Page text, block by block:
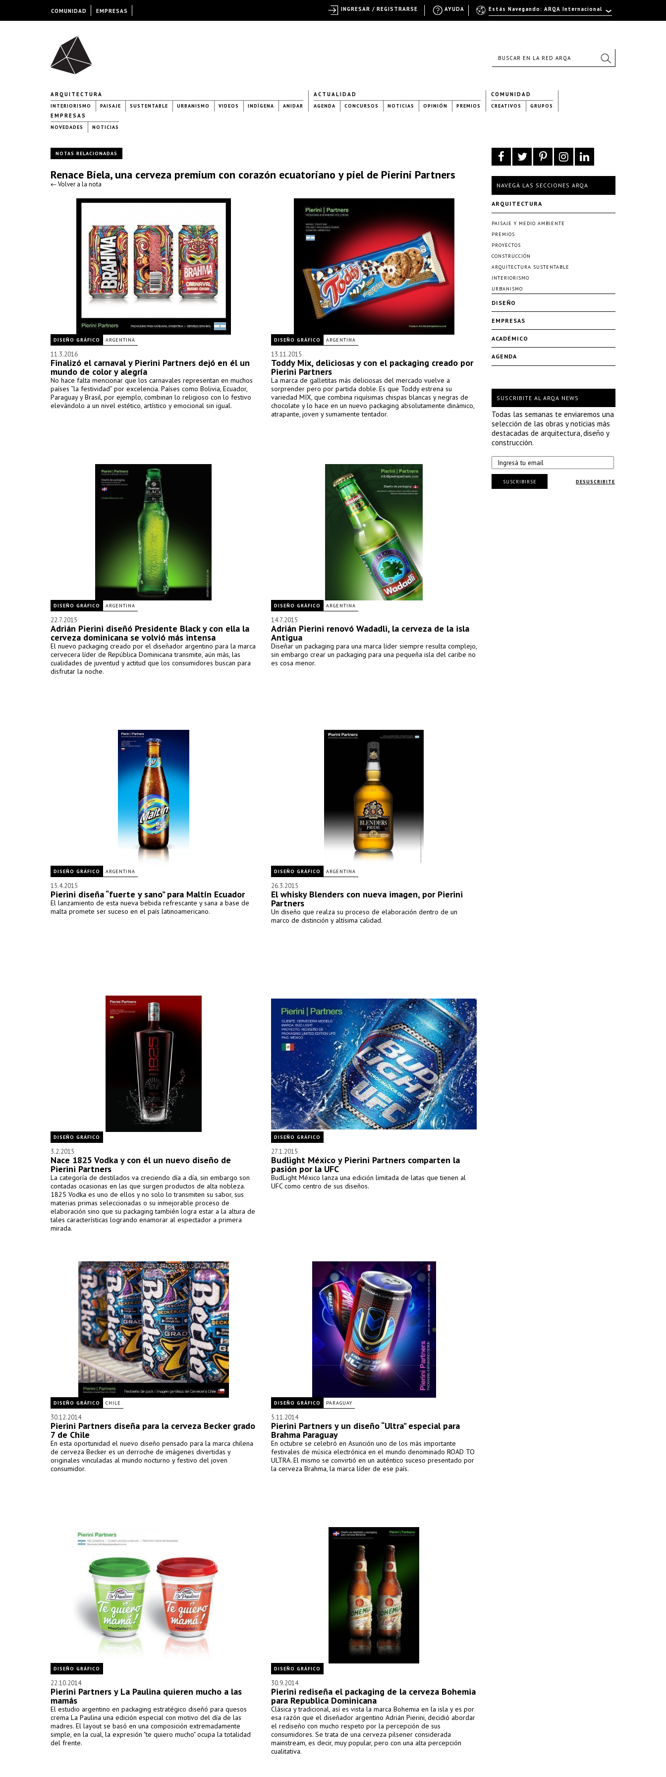
ARQUITECTURA
INTERIORISMO PAISAJE SUSTENTABLE URBANISMO VIDEOS INDÍGENA ANIDAR
ACTUALIDAD
AGENDA CONCURSOS NOTICIAS OPINIÓN PREMIOS
COMUNIDAD
CREATIVOS GRUPOS
EMPRESAS
NOVEDADES NOTICIAS
NOTAS RELACIONADAS
Renace Biela, una cerveza premium con corazón ecuatoriano y piel de Pierini Partners
← Volver a la nota
DISEÑO GRÁFICO ARGENTINA
11.3.2016
Finalizó el carnaval y Pierini Partners dejó en él un
mundo de color y alegría
No hace falta mencionar que los carnavales representan en muchos
países “la festividad” por excelencia. Países como Bolivia, Ecuador,
Paraguay y Brasil, por ejemplo, combinan lo religioso con lo festivo
elevándolo a un nivel estético, artístico y emocional sin igual.
DISEÑO GRÁFICO ARGENTINA
13.11.2015
Toddy Mix, deliciosas y con el packaging creado por
Pierini Partners
La marca de galletitas más deliciosas del mercado vuelve a
sorprender pero por partida doble. Es que Toddy estrena su
variedad MIX, que combina riquísimas chispas blancas y negras de
chocolate y lo hace en un nuevo packaging absolutamente dinámico,
atrapante, joven y sumamente tentador.
DISEÑO GRÁFICO ARGENTINA
22.7.2015
Adrián Pierini diseñó Presidente Black y con ella la
cerveza dominicana se volvió más intensa
El nuevo packaging creado por el diseñador argentino para la marca
cervecera líder de República Dominicana transmite, aún más, las
cualidades de juventud y actitud que los consumidores buscan para
disfrutar la noche.
DISEÑO GRÁFICO ARGENTINA
14.7.2015
Adrián Pierini renovó Wadadli, la cerveza de la isla
Antigua
Diseñar un packaging para una marca líder siempre resulta complejo,
sin embargo crear un packaging para una pequeña isla del caribe no
es cosa menor.
DISEÑO GRÁFICO ARGENTINA
15.4.2015
Pierini diseña “fuerte y sano” para Maltín Ecuador
El lanzamiento de esta nueva bebida refrescante y sana a base de
malta promete ser suceso en el país latinoamericano.
DISEÑO GRÁFICO ARGENTINA
26.3.2015
El whisky Blenders con nueva imagen, por Pierini
Partners
Un diseño que realza su proceso de elaboración dentro de un
marco de distinción y altísima calidad.
DISEÑO GRÁFICO
3.2.2015
Nace 1825 Vodka y con él un nuevo diseño de
Pierini Partners
La categoría de destilados va creciendo día a día, sin embargo son
contadas ocasionas en las que surgen productos de alta nobleza.
1825 Vodka es uno de ellos y no solo lo transmiten su sabor, sus
materias primas seleccionadas o su inmejorable proceso de
elaboración sino que su packaging también logra estar a la altura de
tales características logrando enamorar al espectador a primera
mirada.
DISEÑO GRÁFICO
27.1.2015
Budlight México y Pierini Partners comparten la
pasión por la UFC
BudLight México lanza una edición limitada de latas que tienen al
UFC como centro de sus diseños.
DISEÑO GRÁFICO CHILE
30.12.2014
Pierini Partners diseña para la cerveza Becker grado
7 de Chile
En esta oportunidad el nuevo diseño pensado para la marca chilena
de cerveza Becker es un derroche de imágenes divertidas y
originales vinculadas al mundo nocturno y festivo del joven
consumidor.
DISEÑO GRÁFICO PARAGUAY
5.11.2014
Pierini Partners y un diseño “Ultra” especial para
Brahma Paraguay
En octubre se celebró en Asunción uno de los más importante
festivales de música electrónica en el mundo denominado ROAD TO
ULTRA. El mismo se convirtió en un auténtico suceso presentado por
la cerveza Brahma, la marca líder de ese país.
DISEÑO GRÁFICO
22.10.2014
Pierini Partners y La Paulina quieren mucho a las
mamás
El estudio argentino en packaging estratégico diseñó para quesos
crema La Paulina una edición especial con motivo del día de las
madres. El layout se basó en una composición extremadamente
simple, en la cual, la expresión "te quiero mucho" ocupa la totalidad
del frente.
DISEÑO GRÁFICO
30.9.2014
Pierini rediseña el packaging de la cerveza Bohemia
para Republica Dominicana
Clásica y tradicional, así es vista la marca Bohemia en la isla y es por
esa razón que el diseñador argentino Adrián Pierini, decidió abordar
el rediseño con mucho respeto por la percepción de sus
consumidores. Se trata de una cerveza pilsener considerada
mainstream, es decir, muy popular, pero con una alta percepción
cualitativa.
NAVEGÁ LAS SECCIONES ARQA
ARQUITECTURA
PAISAJE Y MEDIO AMBIENTE
PREMIOS
PROYECTOS
CONSTRUCCIÓN
ARQUITECTURA SUSTENTABLE
INTERIORISMO
URBANISMO
DISEÑO
EMPRESAS
ACADÉMICO
AGENDA
SUSCRIBITE AL ARQA NEWS
Todas las semanas te enviaremos una
selección de las obras y noticias más
destacadas de arquitectura, diseño y
construcción.
DESUSCRIBITE
SUSCRIBIRSE
COMUNIDAD EMPRESAS Estás Navegando: ARQA Internacional
AYUDA
INGRESAR / REGISTRARSE